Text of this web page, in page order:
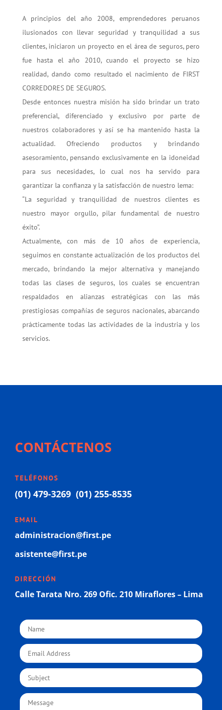
A principios del año 2008, emprendedores peruanos
ilusionados con llevar seguridad y tranquilidad a sus
clientes, iniciaron un proyecto en el área de seguros, pero
fue hasta el año 2010, cuando el proyecto se hizo
realidad, dando como resultado el nacimiento de FIRST
CORREDORES DE SEGUROS.
Desde entonces nuestra misión ha sido brindar un trato
preferencial, diferenciado y exclusivo por parte de
nuestros colaboradores y así se ha mantenido hasta la
actualidad. Ofreciendo productos y brindando
asesoramiento, pensando exclusivamente en la idoneidad
para sus necesidades, lo cual nos ha servido para
garantizar la confianza y la satisfacción de nuestro lema:
“La seguridad y tranquilidad de nuestros clientes es
nuestro mayor orgullo, pilar fundamental de nuestro
éxito”.
Actualmente, con más de 10 años de experiencia,
seguimos en constante actualización de los productos del
mercado, brindando la mejor alternativa y manejando
todas las clases de seguros, los cuales se encuentran
respaldados en alianzas estratégicas con las más
prestigiosas compañías de seguros nacionales, abarcando
prácticamente todas las actividades de la industria y los
servicios.
CONTÁCTENOS
TELÉFONOS
(01) 479-3269 (01) 255-8535
EMAIL
administracion@first.pe
asistente@first.pe
DIRECCIÓN
Calle Tarata Nro. 269 Ofic. 210 Miraflores – Lima